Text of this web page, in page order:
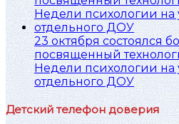
23 октября состоялся
посвященный
Недели психологии на
отдельного ДОУ
Детский телефон доверия